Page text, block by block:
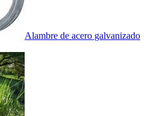
Alambre de acero galvanizado